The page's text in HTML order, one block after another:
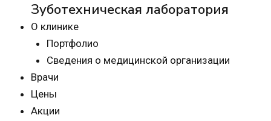
Зуботехническая лаборатория
О клинике
Портфолио
Сведения о медицинской организации
Врачи
Цены
Акции